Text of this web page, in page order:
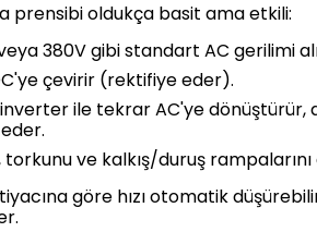
prensibi oldukça basit ama etkili:
380V gibi standart AC gerilimi
çevirir (rektifiye eder).
inverter ile tekrar AC'ye
torkunu ve kalkış/duruş
göre hızı otomatik